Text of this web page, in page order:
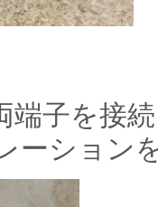
子を接
ーション